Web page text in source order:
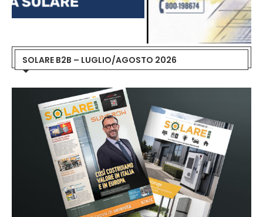
SOLARE B2B – LUGLIO/AGOSTO 2026